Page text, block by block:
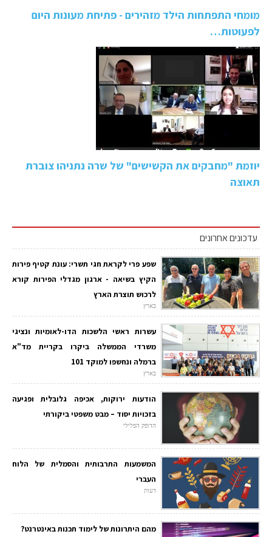
מומחי התפתחות הילד מזהירים - פתיחת מעונות היום
לפעוטות…
יוזמת "מחבקים את הקשישים" של שרה נתניהו צוברת
תאוצה
עדכונים אחרונים
שפע פרי לקראת חגי תשרי: עונת קטיף פירות
הקיץ בשיאה - ארגון מגדלי הפירות קורא
לרכוש תוצרת הארץ
בארץ
עשרות ראשי הלשכות הדו-לאומיות ונציגי
משרדי הממשלה ביקרו בקריית מד"א
ברמלה ונחשפו למוקד 101
בארץ
הודעות ירוקות, אכיפה גלובלית ופגיעה
בזכויות יסוד – מבט משפטי ביקורתי
הדופק הפלילי
המשמעות התרבותית והסמלית של הלוח
העברי
דעות
מהם היתרונות של לימוד תכנות באינטרנט?